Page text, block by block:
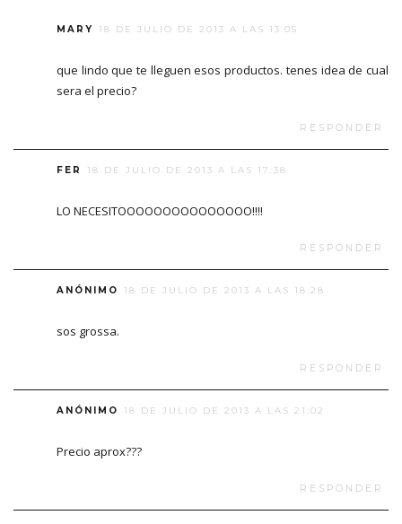
MARY 18 DE JULIO DE 2013 A LAS 13:05
que lindo que te lleguen esos productos. tenes idea de cual
sera el precio?
RESPONDER
FER 18 DE JULIO DE 2013 A LAS 17:38
LO NECESITOOOOOOOOOOOOOOO!!!!
RESPONDER
ANÓNIMO 18 DE JULIO DE 2013 A LAS 18:28
sos grossa.
RESPONDER
ANÓNIMO 18 DE JULIO DE 2013 A LAS 21:02
Precio aprox???
RESPONDER